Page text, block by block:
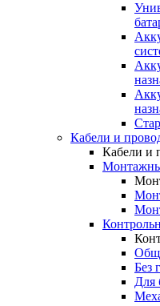
Кабели и
Кабели и
Без
Для